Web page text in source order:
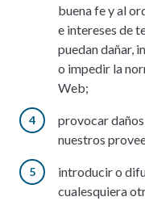
buena fe y al
e intereses de
puedan dañar,
o impedir la
Web;
provocar
nuestros
introducir o
cualesquiera